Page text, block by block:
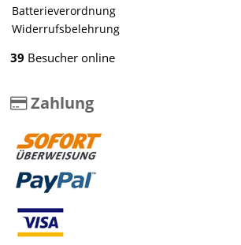
Batterieverordnung
Widerrufsbelehrung
39 Besucher online
Zahlung